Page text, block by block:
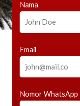
Nama
Email
Nomor WhatsApp